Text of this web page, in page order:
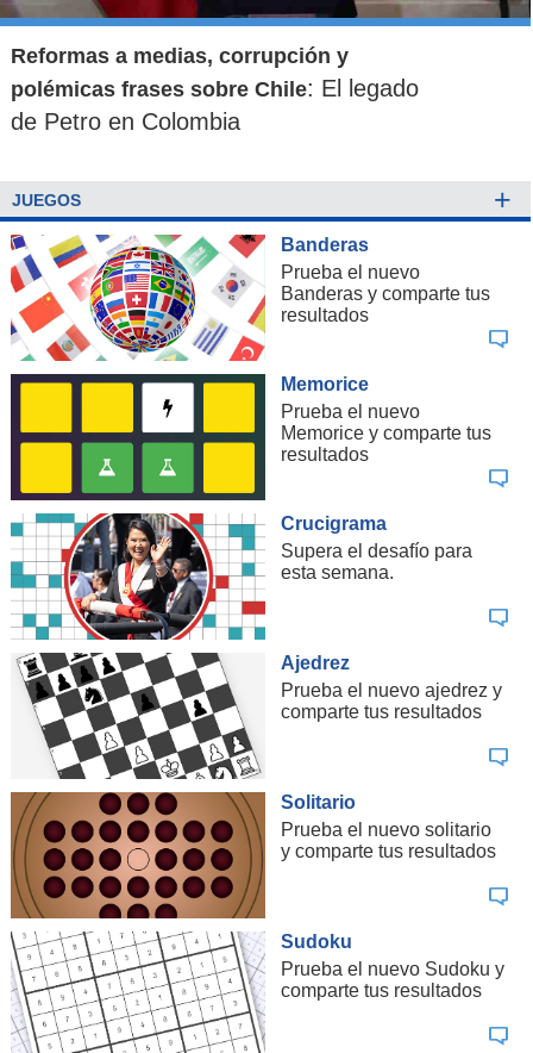
Reformas a medias, corrupción y
polémicas frases sobre Chile: El legado
de Petro en Colombia
JUEGOS +
Banderas
Prueba el nuevo
Banderas y comparte tus
resultados
Memorice
Prueba el nuevo
Memorice y comparte tus
resultados
Crucigrama
Supera el desafío para
esta semana.
Ajedrez
Prueba el nuevo ajedrez y
comparte tus resultados
Solitario
Prueba el nuevo solitario
y comparte tus resultados
Sudoku
Prueba el nuevo Sudoku y
comparte tus resultados